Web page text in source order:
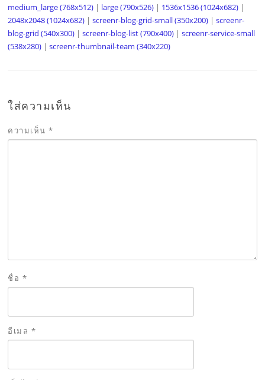
medium_large (768x512) | large (790x526) | 1536x1536 (1024x682) |
2048x2048 (1024x682) |screenr-blog-grid-small (350x200) |screenr-
blog-grid (540x300) |screenr-blog-list (790x400) |screenr-service-small
(538x280) |screenr-thumbnail-team (340x220)
ใส่ความเห็น
ความเห็น*
ชื่อ *
อีเมล *